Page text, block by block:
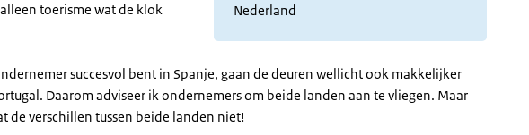
Nederland
toerisme wat de klok
succesvol bent in Spanje, gaan de deuren wellicht ook makkelijker
Daarom adviseer ik ondernemers om beide landen aan te vliegen. Maar
de verschillen tussen beide landen niet!